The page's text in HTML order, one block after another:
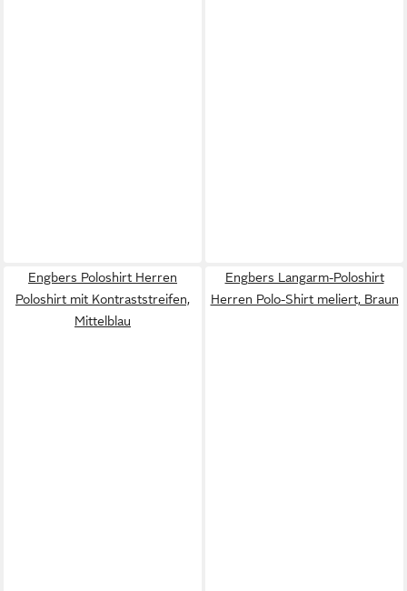
Engbers Poloshirt Herren
Poloshirt mit Kontraststreifen,
Mittelblau
Engbers Langarm-Poloshirt
Herren Polo-Shirt meliert, Braun